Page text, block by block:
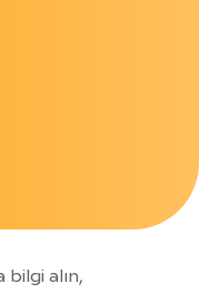
alın,